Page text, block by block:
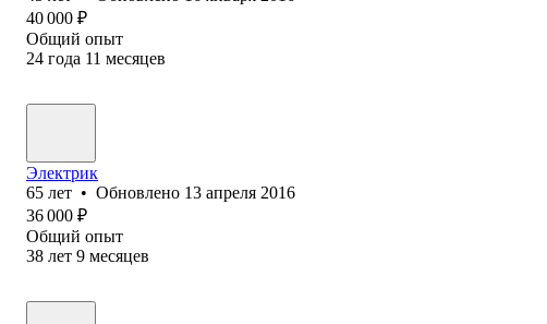
40 000 ₽
Общий опыт
24 года 11 месяцев
Электрик
65 лет • Обновлено 13 апреля 2016
36 000 ₽
Общий опыт
38 лет 9 месяцев